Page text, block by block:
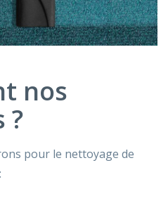
nos
?
pour le nettoyage de